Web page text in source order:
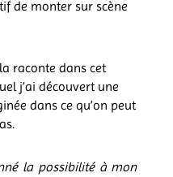
de monter sur scène
raconte dans cet
j’ai découvert une
dans ce qu’on peut
la possibilité à mon